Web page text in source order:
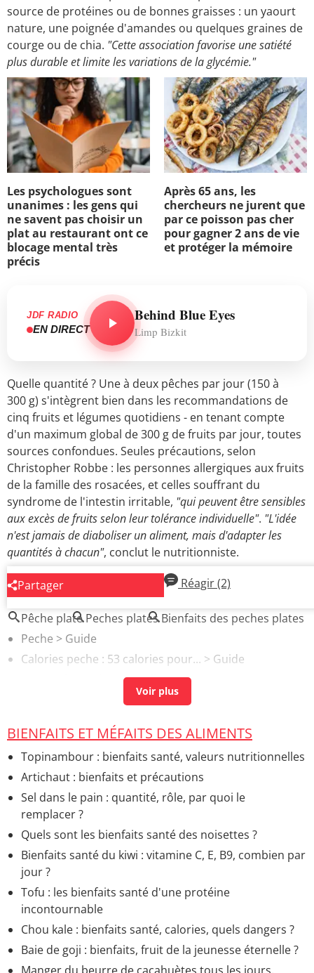
source de protéines ou de bonnes graisses : un yaourt
nature, une poignée d'amandes ou quelques graines de
courge ou de chia. "Cette association favorise une satiété
plus durable et limite les variations de la glycémie."
Les psychologues sont
unanimes : les gens qui
ne savent pas choisir un
plat au restaurant ont ce
blocage mental très
précis
Après 65 ans, les
chercheurs ne jurent que
par ce poisson pas cher
pour gagner 2 ans de vie
et protéger la mémoire
JDF RADIO
EN DIRECT
Behind Blue Eyes
Limp Bizkit
Quelle quantité ? Une à deux pêches par jour (150 à
300 g) s'intègrent bien dans les recommandations de
cinq fruits et légumes quotidiens - en tenant compte
d'un maximum global de 300 g de fruits par jour, toutes
sources confondues. Seules précautions, selon
Christopher Robbe : les personnes allergiques aux fruits
de la famille des rosacées, et celles souffrant du
syndrome de l'intestin irritable, "qui peuvent être sensibles
aux excès de fruits selon leur tolérance individuelle". "L'idée
n'est jamais de diaboliser un aliment, mais d'adapter les
quantités à chacun", conclut le nutritionniste.
Partager Réagir(2)
AUTOUR DU MÊME SUJET
Pêche plate Peches plates Bienfaits des peches plates
Peche > Guide
Calories peche : 53 calories pour... > Guide
> Accueil - Autres sports
BIENFAITS ET MÉFAITS DES ALIMENTS
Topinambour : bienfaits santé, valeurs nutritionnelles
Artichaut : bienfaits et précautions
Sel dans le pain : quantité, rôle, par quoi le
remplacer ?
Quels sont les bienfaits santé des noisettes ?
Bienfaits santé du kiwi : vitamine C, E, B9, combien par
jour ?
Tofu : les bienfaits santé d'une protéine
incontournable
Chou kale : bienfaits santé, calories, quels dangers ?
Baie de goji : bienfaits, fruit de la jeunesse éternelle ?